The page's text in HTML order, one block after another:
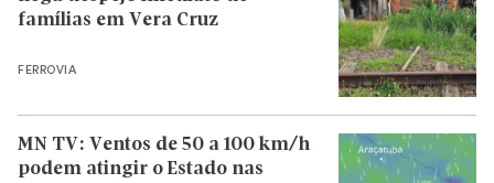
FERROVIA
famílias em Vera Cruz
MN TV: Ventos de 50 a 100 km/h
podem atingir o Estado nas